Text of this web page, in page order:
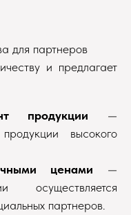
для партнеров
и предлагает
продукции —
высокого
ценами —
осуществляется
партнеров.